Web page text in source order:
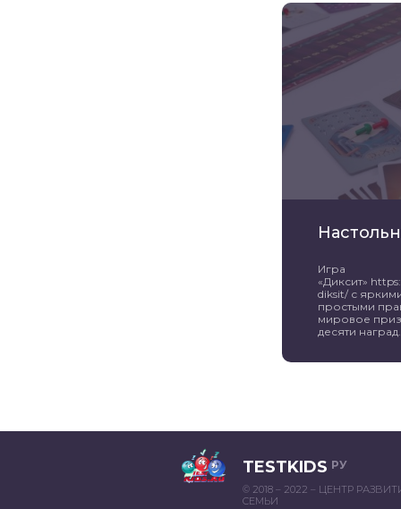
Игра
«Диксит»
diksit/ с
простыми
мировое
десяти
TESTKIDS РУ
© 2018 – 2022 – ЦЕНТР
СЕМЬИ